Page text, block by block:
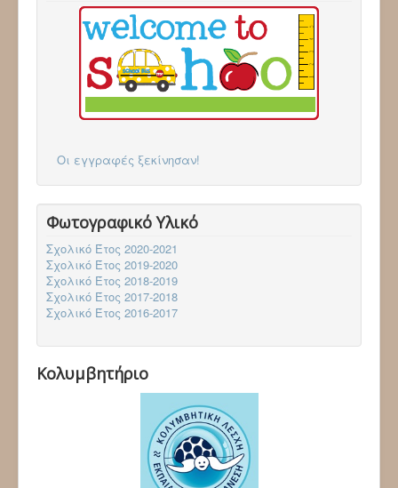
Οι εγγραφές ξεκίνησαν!
Φωτογραφικό Υλικό
Σχολικό Έτος 2020-2021
Σχολικό Έτος 2019-2020
Σχολικό Έτος 2018-2019
Σχολικό Έτος 2017-2018
Σχολικό Έτος 2016-2017
Κολυμβητήριο